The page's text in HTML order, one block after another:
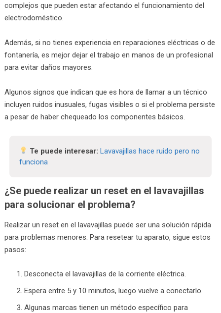
complejos que pueden estar afectando el funcionamiento del
electrodoméstico.
Además, si no tienes experiencia en reparaciones eléctricas o de
fontanería, es mejor dejar el trabajo en manos de un profesional
para evitar daños mayores.
Algunos signos que indican que es hora de llamar a un técnico
incluyen ruidos inusuales, fugas visibles o si el problema persiste
a pesar de haber chequeado los componentes básicos.
Te puede interesar: Lavavajillas hace ruido pero no
funciona
¿Se puede realizar un reset en el lavavajillas
para solucionar el problema?
Realizar un reset en el lavavajillas puede ser una solución rápida
para problemas menores. Para resetear tu aparato, sigue estos
pasos:
Desconecta el lavavajillas de la corriente eléctrica.
Espera entre 5 y 10 minutos, luego vuelve a conectarlo.
Algunas marcas tienen un método específico para